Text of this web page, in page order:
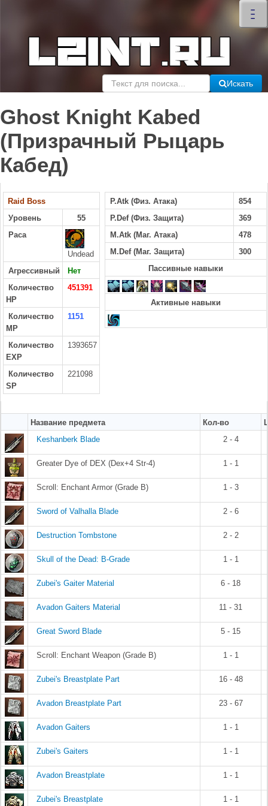
–
–
–
×
Искать
Ghost Knight Kabed
(Призрачный Рыцарь
Кабед)
Raid Boss
Уровень
55
Раса
Undead
Агрессивный
Нет
Количество
HP
451391
Количество
MP
1151
Количество
EXP
1393657
Количество
SP
221098
P.Atk (Физ. Атака)
854
P.Def (Физ. Защита)
369
M.Atk (Маг. Атака)
478
M.Def (Маг. Защита)
300
Пассивные навыки
Активные навыки
Название предмета Кол-во
Keshanberk Blade
2 - 4
Greater Dye of DEX (Dex+4 Str-4) 1 - 1
Scroll: Enchant Armor (Grade B) 1 - 3
Sword of Valhalla Blade 2 - 6
Destruction Tombstone 2 - 2
Skull of the Dead: B-Grade 1 - 1
Zubei's Gaiter Material 6 - 18
Avadon Gaiters Material 11 - 31
Great Sword Blade 5 - 15
Scroll: Enchant Weapon (Grade B) 1 - 1
Zubei's Breastplate Part 16 - 48
Avadon Breastplate Part 23 - 67
Avadon Gaiters 1 - 1
Zubei's Gaiters 1 - 1
Avadon Breastplate 1 - 1
Zubei's Breastplate 1 - 1